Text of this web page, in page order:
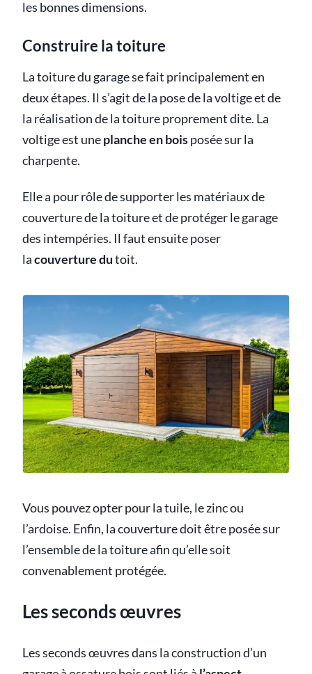
les bonnes dimensions.
Construire la toiture
La toiture du garage se fait principalement en
deux étapes. Il s’agit de la pose de la voltige et de
la réalisation de la toiture proprement dite. La
voltige est uneplanche en boisposée sur la
charpente.
Elle a pour rôle de supporter les matériaux de
couverture de la toiture et de protéger le garage
des intempéries. Il faut ensuite poser
lacouverture dutoit.
Vous pouvez opter pour la tuile, le zinc ou
l’ardoise. Enfin, la couverture doit être posée sur
l’ensemble de la toiture afin qu’elle soit
convenablement protégée.
Les seconds œuvres
Les seconds œuvres dans la construction d’un